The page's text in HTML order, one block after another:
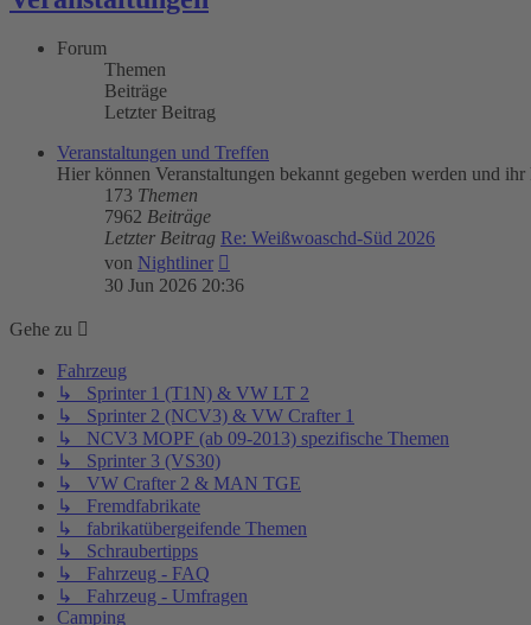
Forum
Themen
Beiträge
Letzter Beitrag
Veranstaltungen und Treffen
Hier können Veranstaltungen bekannt gegeben werden und
173 Themen
7962 Beiträge
Letzter Beitrag Re: Weißwoaschd-Süd 2026
von Nightliner
Beitrag
30 Jun 2026 20:36
Gehe zu
Fahrzeug
↳ Sprinter 1 (T1N) & VW LT 2
↳ Sprinter 2 (NCV3) & VW Crafter 1
↳ NCV3 MOPF (ab 09-2013) spezifische Themen
↳ Sprinter 3 (VS30)
↳ VW Crafter 2 & MAN TGE
↳ Fremdfabrikate
↳ fabrikatübergeifende Themen
↳ Schraubertipps
↳ Fahrzeug - FAQ
↳ Fahrzeug - Umfragen
Camping